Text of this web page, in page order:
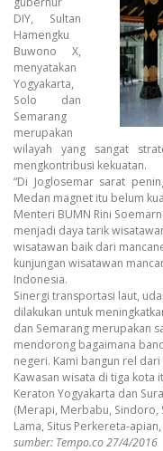
DIY, Sultan
Hamengku
Buwono X,
menyatakan
Yogyakarta,
Solo dan
Semarang
merupakan
wilayah yang sangat
mengkontribusi kekuatan.
“Di Joglosemar sarat
Medan magnet itu belum
Menteri BUMN Rini
menjadi daya tarik
wisatawan baik dari
kunjungan wisatawan
Indonesia.
Sinergi transportasi laut,
dilakukan untuk
dan Semarang merupakan
mendorong bagaimana
negeri. Kami bangun rel
Kawasan wisata di tiga kota
Keraton Yogyakarta dan
(Merapi, Merbabu, Sindoro,
Lama, Situs Perkereta-
sumber: Tempo.co 27/4/2016